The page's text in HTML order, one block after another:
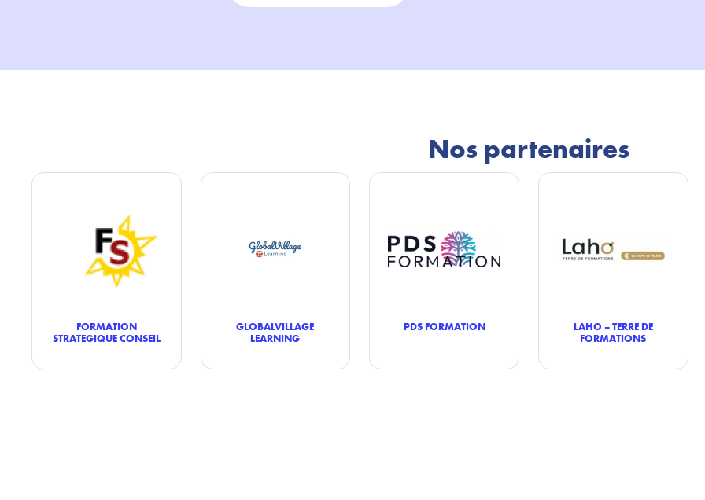
Nos partenaires
FORMATION
STRATEGIQUE CONSEIL
GLOBALVILLAGE
LEARNING
PDS FORMATION
LAHO – TERRE DE
FORMATIONS